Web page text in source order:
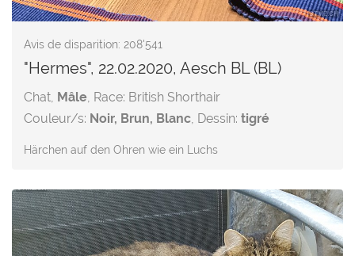
Avis de disparition: 208'541
"Hermes", 22.02.2020, Aesch BL (BL)
Chat, Mâle, Race: British Shorthair
Couleur/s: Noir, Brun, Blanc, Dessin: tigré
Härchen auf den Ohren wie ein Luchs